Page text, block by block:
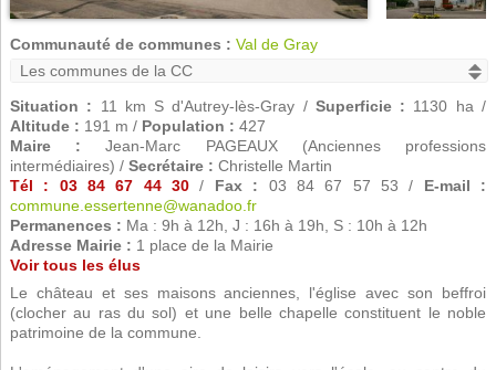
Communauté de communes : Val de Gray
Situation : 11 km S d'Autrey-lès-Gray / Superficie : 1130 ha /
Altitude : 191 m / Population : 427
Maire : Jean-Marc PAGEAUX (Anciennes professions
intermédiaires) / Secrétaire : Christelle Martin
Tél : 03 84 67 44 30 / Fax : 03 84 67 57 53 / E-mail :
commune.essertenne@wanadoo.fr
Permanences : Ma : 9h à 12h, J : 16h à 19h, S : 10h à 12h
Adresse Mairie : 1 place de la Mairie
Voir tous les élus
Le château et ses maisons anciennes, l'église avec son beffroi
(clocher au ras du sol) et une belle chapelle constituent le noble
patrimoine de la commune.